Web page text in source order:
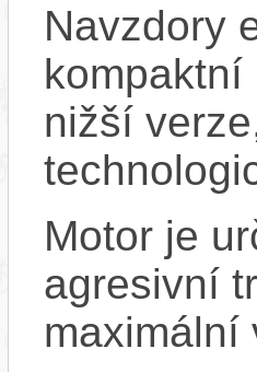
Navzdory
kompaktní
nižší
Motor je
agresivní
maximální